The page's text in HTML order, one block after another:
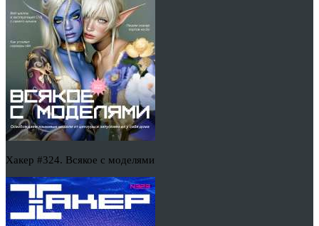
Хакер #324. Всякое с моделями